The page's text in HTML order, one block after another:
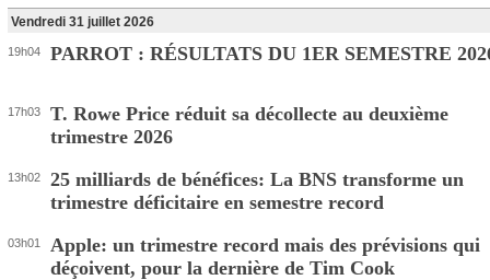
Vendredi 31 juillet 2026
19h04 PARROT : RÉSULTATS DU 1ER SEMESTRE
17h03
T. Rowe Price réduit sa décollecte au deuxième
trimestre 2026
13h02
25 milliards de bénéfices: La BNS transforme un
trimestre déficitaire en semestre record
03h01
Apple: un trimestre record mais des prévisions qui
déçoivent, pour la dernière de Tim Cook